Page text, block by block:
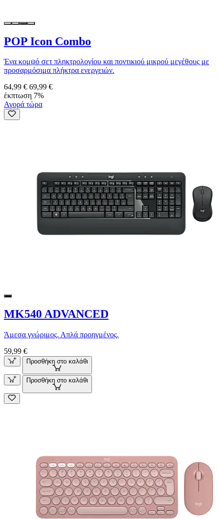
POP Icon Combo
Ένα κομψό σετ πληκτρολογίου και ποντικιού μικρού μεγέθους με
προσαρμόσιμα πλήκτρα ενεργειών.
64,99 € 69,99 €
έκπτωση 7%
Αγορά τώρα
MK540 ADVANCED
Άμεσα γνώριμος. Απλά προηγμένος.
59,99 €
Προσθήκη στο καλάθι
Προσθήκη στο καλάθι